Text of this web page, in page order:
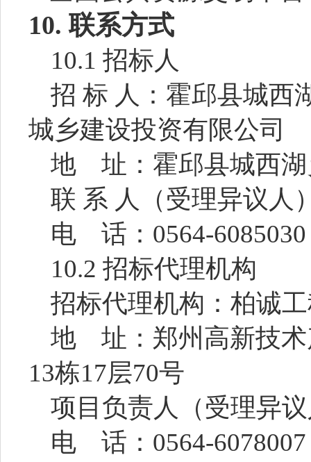
10. 联系方式
10.1 招标人
招 标 人： 霍邱县城西
城乡建设投资有限公司
地
址：霍邱县城西
联 系 人
（受理异议人
电
话： 0564-6085030
10.2 招标代理机构
招标代理机构： 柏诚
地
址： 郑州高新技
13栋17层70号
项目负责人
（受理异
电
话： 0564-6078007